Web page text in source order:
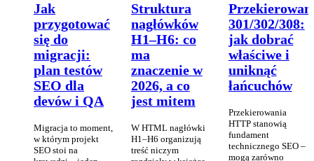
Jak
przygotować
się do
migracji:
plan testów
SEO dla
devów i QA
Migracja to moment,
w którym projekt
SEO stoi na
Struktura
nagłówków
H1–H6: co
ma
znaczenie w
2026, a co
jest mitem
W HTML nagłówki
H1–H6 organizują
treść niczym
301/302/308:
jak dobrać
właściwe i
uniknąć
łańcuchów
Przekierowania
HTTP stanowią
fundament
technicznego SEO –
mogą zarówno